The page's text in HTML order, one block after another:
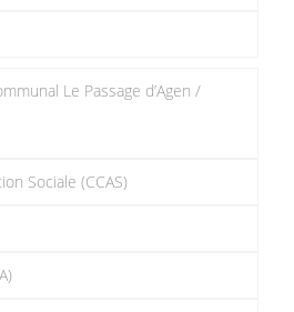
Le Passage d’Agen /
Sociale (CCAS)